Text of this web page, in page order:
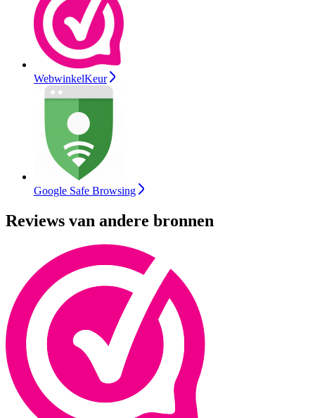
WebwinkelKeur
Google Safe Browsing
Reviews van andere bronnen